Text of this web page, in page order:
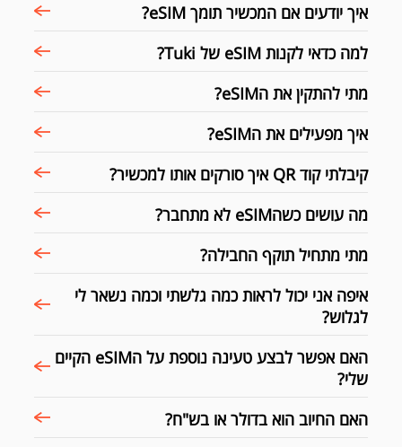
איך יודעים אם המכשיר תומך eSIM?
למה כדאי לקנות eSIM של Tuki?
מתי להתקין את הeSIM?
איך מפעילים את הeSIM?
קיבלתי קוד QR איך סורקים אותו למכשיר?
מה עושים כשהeSIM לא מתחבר?
מתי מתחיל תוקף החבילה?
איפה אני יכול לראות כמה גלשתי וכמה נשאר לי
לגלוש?
האם אפשר לבצע טעינה נוספת על הeSIM הקיים
שלי?
האם החיוב הוא בדולר או בש"ח?